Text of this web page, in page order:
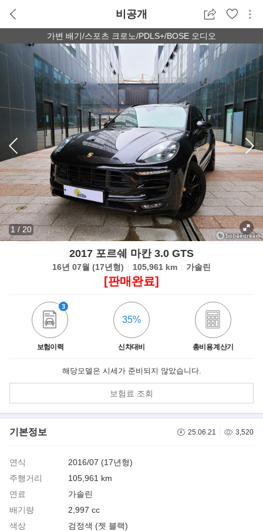
비공개
가변 배기/스포츠 크로노/PDLS+/BOSE 오디오
1/20
2017 포르쉐 마칸 3.0 GTS
16년 07월 (17년형) 105,961 km 가솔린
[판매완료]
보험이력
3
신차대비
35%
총비용 계산기
해당모델은 시세가 준비되지 않았습니다.
보험료 조회
기본정보 25.06.21 3,520
연식
2016/07 (17년형)
주행거리
105,961 km
연료
가솔린
배기량
2,997 cc
색상
검정색 (젯 블랙)